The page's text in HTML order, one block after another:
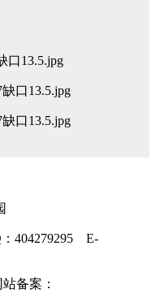
404279295 E-
站备案：